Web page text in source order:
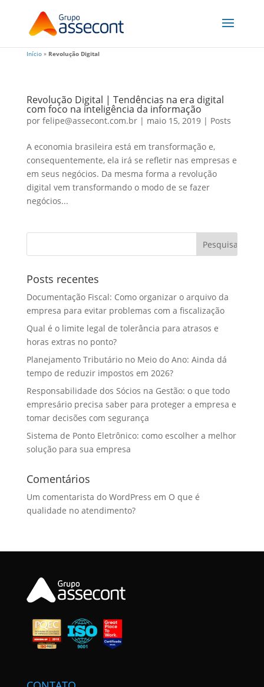
Início» Revolução Digital
Revolução Digital | Tendências na era digital
com foco na inteligência da informação
por felipe@assecont.com.br| maio 15, 2019| Posts
A economia brasileira está em transformação e,
consequentemente, ela irá se refletir nas empresas e
em seus negócios. Da mesma forma a revolução
digital vem transformando o modo de se fazer
negócios...
Posts recentes
Documentação Fiscal: Como organizar o arquivo da
empresa para evitar problemas com a fiscalização
Qual é o limite legal de tolerância para atrasos e
horas extras no ponto?
Planejamento Tributário no Meio do Ano: Ainda dá
tempo de reduzir impostos em 2026?
Responsabilidade dos Sócios na Gestão: o que todo
empresário precisa saber para proteger a empresa e
tomar decisões com segurança
Sistema de Ponto Eletrônico: como escolher a melhor
solução para sua empresa
Comentários
Um comentarista do WordPress em O que é
qualidade no atendimento?